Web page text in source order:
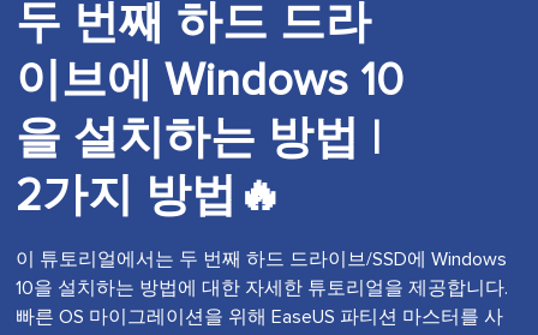
두 번째 하드 드라
이브에 Windows 10
을 설치하는 방법 |
2가지 방법🔥
이 튜토리얼에서는 두 번째 하드 드라이브/SSD에 Windows
10을 설치하는 방법에 대한 자세한 튜토리얼을 제공합니다.
빠른 OS 마이그레이션을 위해 EaseUS 파티션 마스터를 사